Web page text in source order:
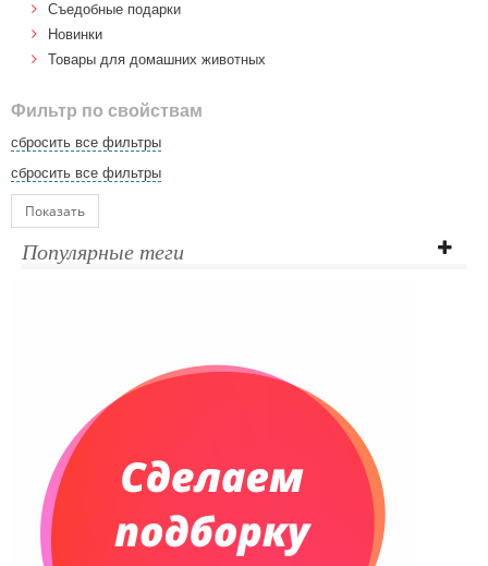
Cъедобные подарки
Новинки
Товары для домашних животных
Фильтр по свойствам
сбросить все фильтры
сбросить все фильтры
Показать
Популярные теги